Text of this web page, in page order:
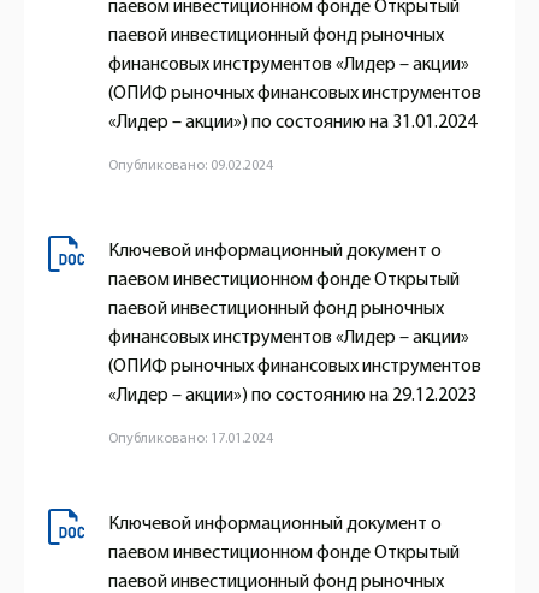
паевом инвестиционном фонде Открытый
паевой инвестиционный фонд рыночных
финансовых инструментов «Лидер – акции»
(ОПИФ рыночных финансовых инструментов
«Лидер – акции») по состоянию на 31.01.2024
Опубликовано: 09.02.2024
Ключевой информационный документ о
паевом инвестиционном фонде Открытый
паевой инвестиционный фонд рыночных
финансовых инструментов «Лидер – акции»
(ОПИФ рыночных финансовых инструментов
«Лидер – акции») по состоянию на 29.12.2023
Опубликовано: 17.01.2024
Ключевой информационный документ о
паевом инвестиционном фонде Открытый
паевой инвестиционный фонд рыночных